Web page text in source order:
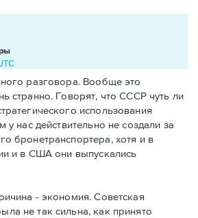
разговора. Вообще это
странно. Говорят, что СССР чуть ли
использования
у нас действительно не создали за
бронетранспортера, хотя и в
и в США они выпускались
- экономия. Советская
не так сильна, как принято